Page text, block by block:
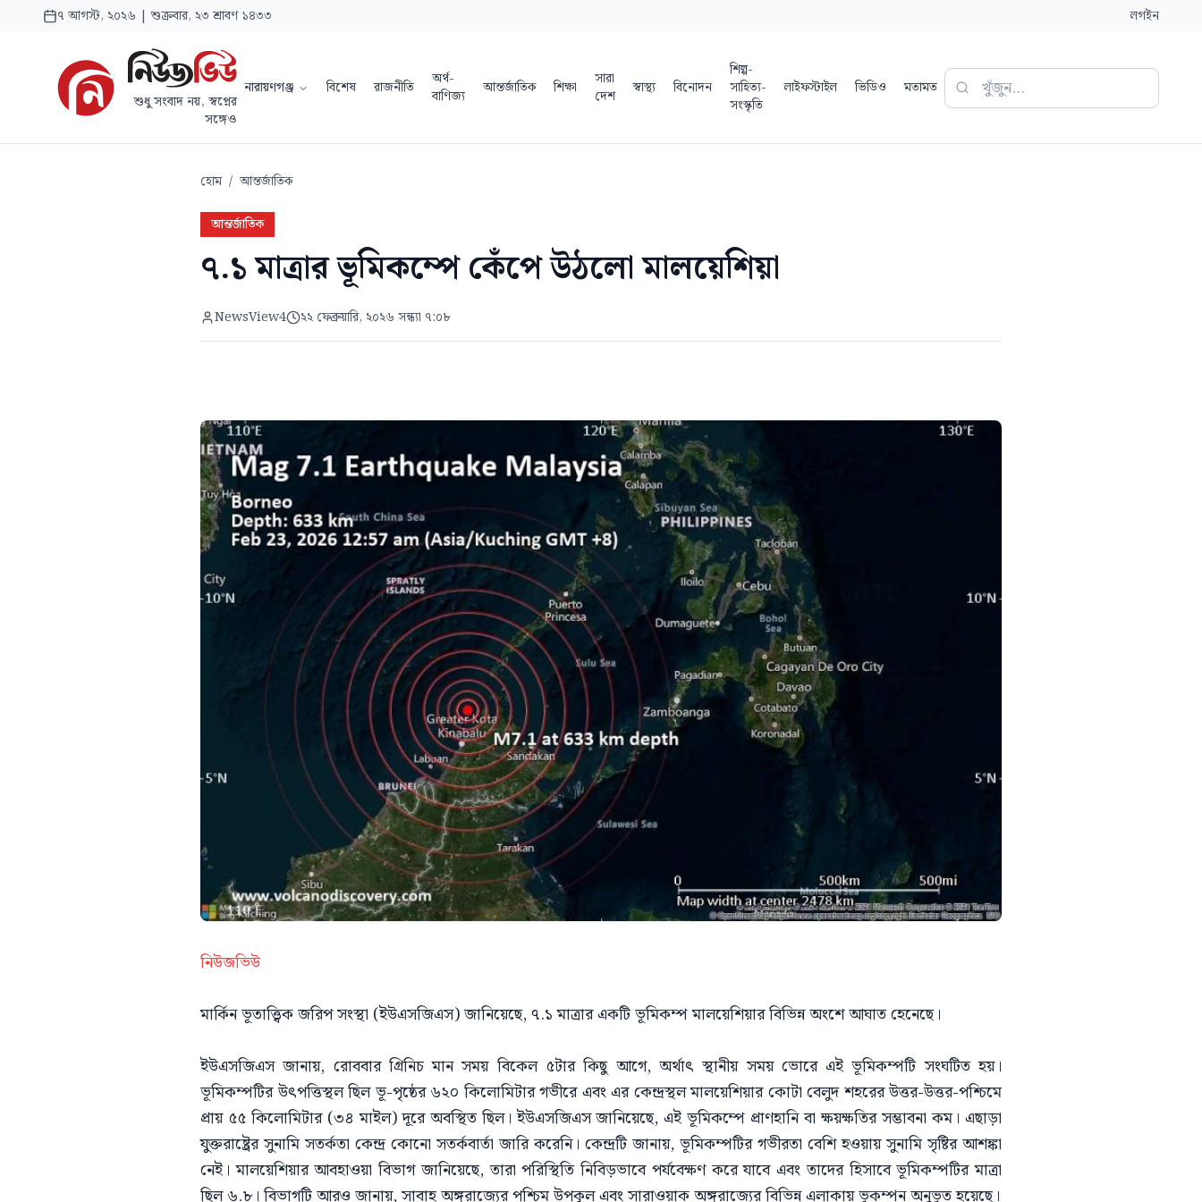
৭ আগস্ট, ২০২৬ | শুক্রবার, ২৩ শ্রাবণ ১৪৩৩ লগইন
শুধু সংবাদ নয়, স্বপ্নের
সঙ্গেও
নারায়ণগঞ্জ বিশেষ রাজনীতি
অর্থ-
বাণিজ্য
আন্তর্জাতিক শিক্ষা
সারা
দেশ
স্বাস্থ্য বিনোদন
শিল্প-
সাহিত্য-
সংস্কৃতি
লাইফস্টাইল ভিডিও মতামত
হোম / আন্তর্জাতিক
আন্তর্জাতিক
৭.১ মাত্রার ভূমিকম্পে কেঁপে উঠলো মালয়েশিয়া
NewsView4 ২২ ফেব্রুয়ারি, ২০২৬ সন্ধ্যা ৭:০৮
নিউজভিউ
মার্কিন ভূতাত্ত্বিক জরিপ সংস্থা (ইউএসজিএস) জানিয়েছে, ৭.১ মাত্রার একটি ভূমিকম্প মালয়েশিয়ার বিভিন্ন অংশে আঘাত হেনেছে।
ইউএসজিএস জানায়, রোববার গ্রিনিচ মান সময় বিকেল ৫টার কিছু আগে, অর্থাৎ স্থানীয় সময় ভোরে এই ভূমিকম্পটি সংঘটিত হয়।
ভূমিকম্পটির উৎপত্তিস্থল ছিল ভূ-পৃষ্ঠের ৬২০ কিলোমিটার গভীরে এবং এর কেন্দ্রস্থল মালয়েশিয়ার কোটা বেলুদ শহরের উত্তর-উত্তর-পশ্চিমে
প্রায় ৫৫ কিলোমিটার (৩৪ মাইল) দূরে অবস্থিত ছিল। ইউএসজিএস জানিয়েছে, এই ভূমিকম্পে প্রাণহানি বা ক্ষয়ক্ষতির সম্ভাবনা কম। এছাড়া
যুক্তরাষ্ট্রের সুনামি সতর্কতা কেন্দ্র কোনো সতর্কবার্তা জারি করেনি। কেন্দ্রটি জানায়, ভূমিকম্পটির গভীরতা বেশি হওয়ায় সুনামি সৃষ্টির আশঙ্কা
নেই। মালয়েশিয়ার আবহাওয়া বিভাগ জানিয়েছে, তারা পরিস্থিতি নিবিড়ভাবে পর্যবেক্ষণ করে যাবে এবং তাদের হিসাবে ভূমিকম্পটির মাত্রা
ছিল ৬.৮। বিভাগটি আরও জানায়, সাবাহ অঙ্গরাজ্যের পশ্চিম উপকূল এবং সারাওয়াক অঙ্গরাজ্যের বিভিন্ন এলাকায় ভূকম্পন অনুভূত হয়েছে।